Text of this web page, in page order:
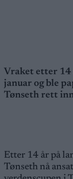
Vraket etter 14
januar og ble
Tønseth rett
Etter 14 år på
Tønseth nå